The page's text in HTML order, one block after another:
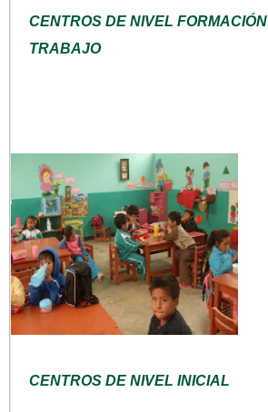
CENTROS DE NIVEL
TRABAJO
CENTROS DE NIVEL INICIAL